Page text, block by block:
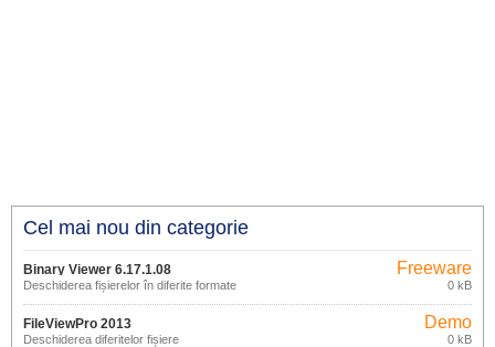
Cel mai nou din categorie
Binary Viewer 6.17.1.08
Deschiderea fișierelor în diferite formate
Freeware
0 kB
FileViewPro 2013
Deschiderea diferitelor fișiere
Demo
0 kB